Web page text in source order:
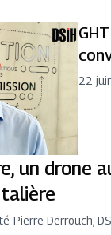
22
un drone
-Pierre Derrouch,